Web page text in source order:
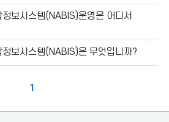
보시스템(NABIS)운영은 어디서
보시스템(NABIS)은 무엇입니까?
1